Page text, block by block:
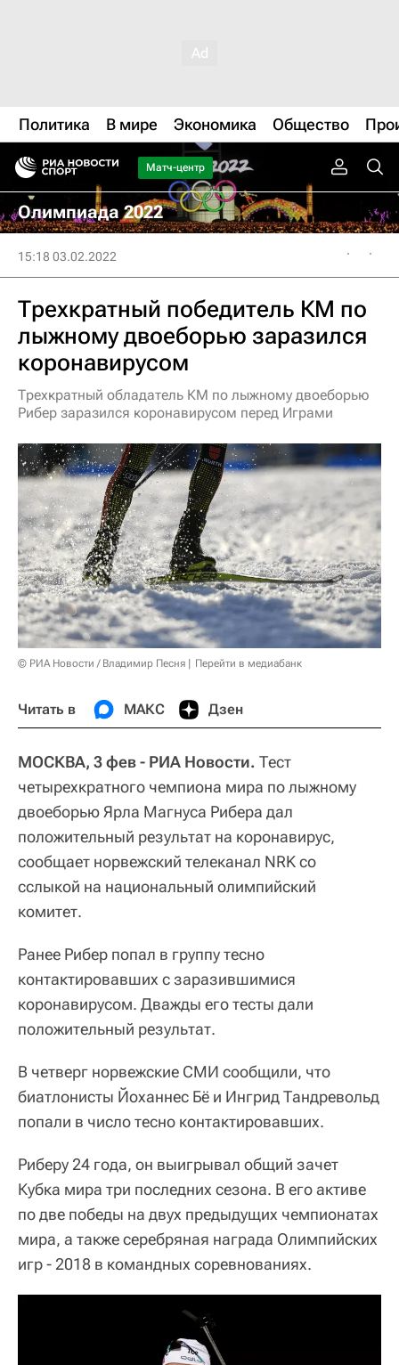
Политика В мире Экономика Общество
Матч-центр
Олимпиада 2022
15:18 03.02.2022
Трехкратный победитель КМ по
лыжному двоеборью заразился
коронавирусом
Трехкратный обладатель КМ по лыжному двоеборью
Рибер заразился коронавирусом перед Играми
© РИА Новости / Владимир Песня Перейти в медиабанк
Читать в МАКС Дзен
МОСКВА, 3 фев - РИА Новости. Тест
четырехкратного чемпиона мира по лыжному
двоеборью Ярла Магнуса Рибера дал
положительный результат на коронавирус,
сообщает норвежский телеканал NRK со
сслыкой на национальный олимпийский
комитет.
Ранее Рибер попал в группу тесно
контактировавших с заразившимися
коронавирусом. Дважды его тесты дали
положительный результат.
В четверг норвежские СМИ сообщили, что
биатлонисты Йоханнес Бё и Ингрид Тандревольд
попали в число тесно контактировавших.
Риберу 24 года, он выигрывал общий зачет
Кубка мира три последних сезона. В его активе
по две победы на двух предыдущих чемпионатах
мира, а также серебряная награда Олимпийских
игр - 2018 в командных соревнованиях.